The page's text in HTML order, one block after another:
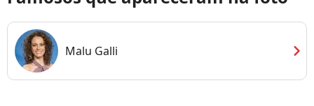
Malu Galli chevron_right